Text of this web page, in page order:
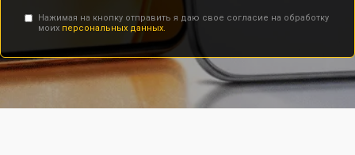
Нажимая на кнопку отправить я даю свое согласие на обработку
моих персональных данных.